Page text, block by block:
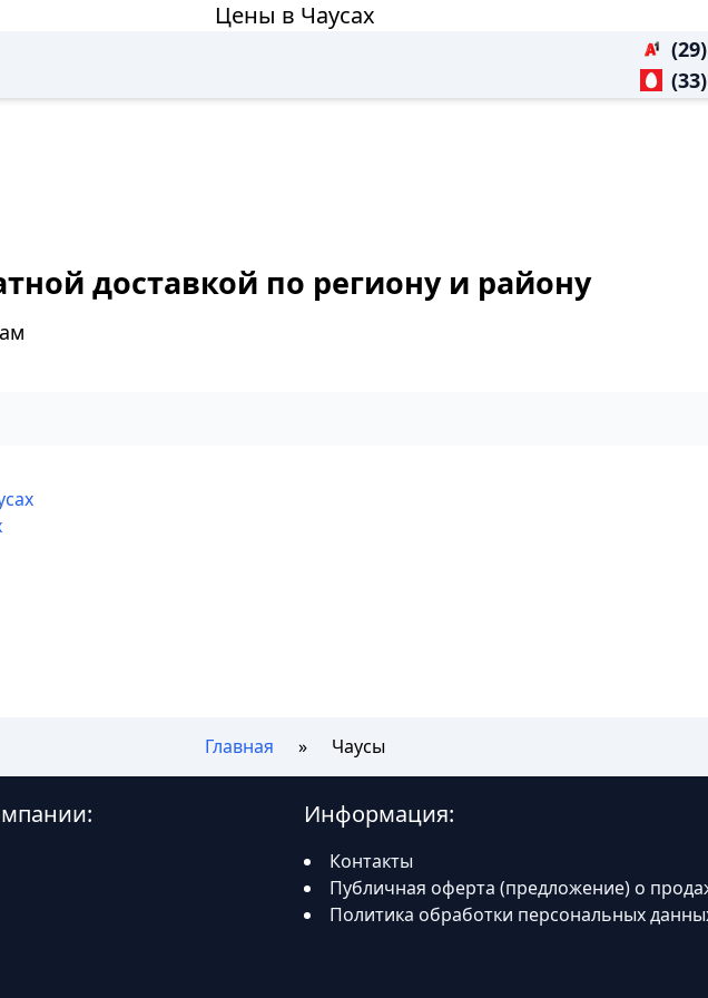
Цены в Чаусах
доставкой по региону и району
Главная Чаусы
Информация:
Контакты
Публичная оферта (предложение) о
Политика обработки персональных